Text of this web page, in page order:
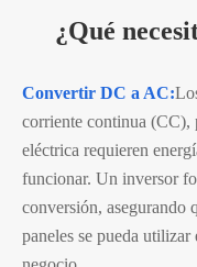
¿Qué
Convertir DC a AC:
corriente continua (CC),
eléctrica requieren
funcionar. Un inversor
conversión, asegurando
paneles se pueda